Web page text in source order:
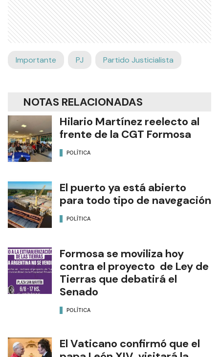
Importante PJ Partido Justicialista
NOTAS RELACIONADAS
Hilario Martínez reelecto al
frente de la CGT Formosa
POLÍTICA
El puerto ya está abierto
para todo tipo de navegación
POLÍTICA
Formosa se moviliza hoy
contra el proyecto de Ley de
Tierras que debatirá el
Senado
POLÍTICA
El Vaticano confirmó que el